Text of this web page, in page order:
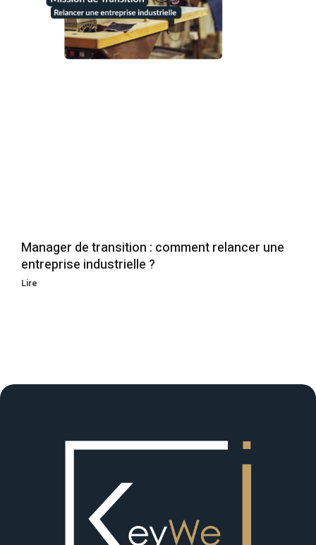
Manager de transition : comment relancer une
entreprise industrielle ?
Lire